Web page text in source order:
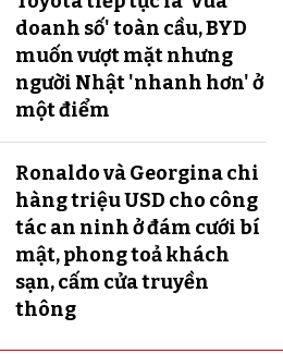
doanh số' toàn cầu, BYD
muốn vượt mặt nhưng
người Nhật 'nhanh hơn' ở
một điểm
Ronaldo và Georgina chi
hàng triệu USD cho công
tác an ninh ở đám cưới bí
mật, phong toả khách
sạn, cấm cửa truyền
thông